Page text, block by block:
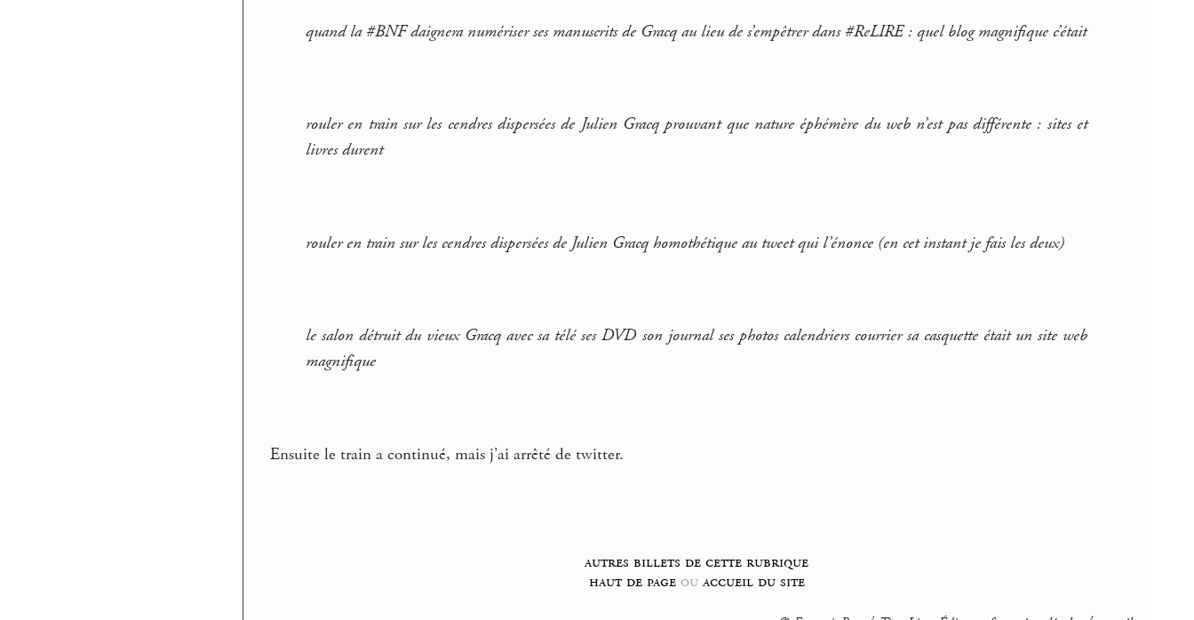
quand la #BNF daignera numériser ses manuscrits de Gracq au lieu de s’empêtrer dans #ReLIRE : quel blog magnifique c’était
rouler en train sur les cendres dispersées de Julien Gracq prouvant que nature éphémère du web n’est pas différente : sites et
livres durent
rouler en train sur les cendres dispersées de Julien Gracq homothétique au tweet qui l’énonce (en cet instant je fais les deux)
le salon détruit du vieux Gracq avec sa télé ses DVD son journal ses photos calendriers courrier sa casquette était un site web
magnifique
Ensuite le train a continué, mais j’ai arrêté de twitter.
autres billets de cette rubrique
haut de pageouaccueil du site